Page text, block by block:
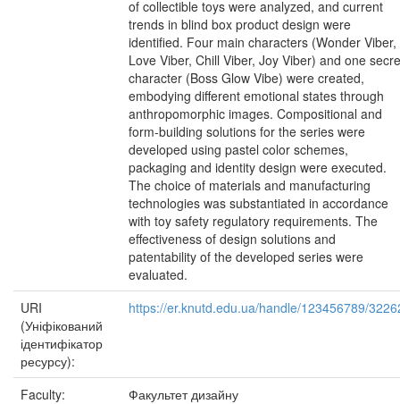
of collectible toys were analyzed, and current
trends in blind box product design were
identified. Four main characters (Wonder Viber,
Love Viber, Chill Viber, Joy Viber) and one
character (Boss Glow Vibe) were created,
embodying different emotional states through
anthropomorphic images. Compositional and
form-building solutions for the series were
developed using pastel color schemes,
packaging and identity design were executed.
The choice of materials and manufacturing
technologies was substantiated in accordance
with toy safety regulatory requirements. The
effectiveness of design solutions and
patentability of the developed series were
evaluated.
URI
(Уніфікований
ідентифікатор
ресурсу):
https://er.knutd.edu.ua/handle/123456789/
Faculty:
Факультет дизайну